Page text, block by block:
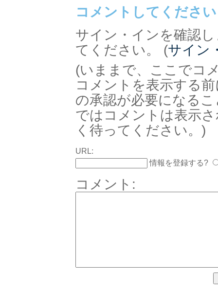
コメントしてください
サイン・インを確認
てください。 (サイン
(いままで、ここでコ
コメントを表示する
の承認が必要になる
ではコメントは表示
く待ってください。)
URL:
情報を登録する?
コメント: